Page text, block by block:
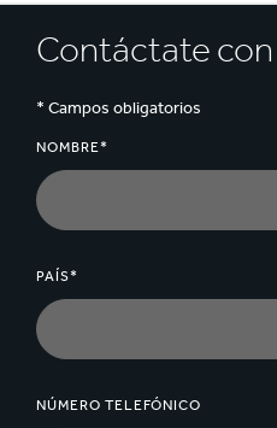
Contáctate
* Campos obligatorios
NOMBRE*
PAÍS*
NÚMERO TELEFÓNICO